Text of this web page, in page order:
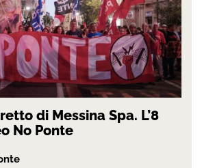
di Messina Spa. L’8
No Ponte